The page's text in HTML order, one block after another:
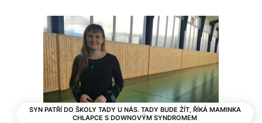
SYN PATŘÍ DO ŠKOLY TADY U NÁS. TADY BUDE ŽÍT, ŘÍKÁ MAMINKA
CHLAPCE S DOWNOVÝM SYNDROMEM